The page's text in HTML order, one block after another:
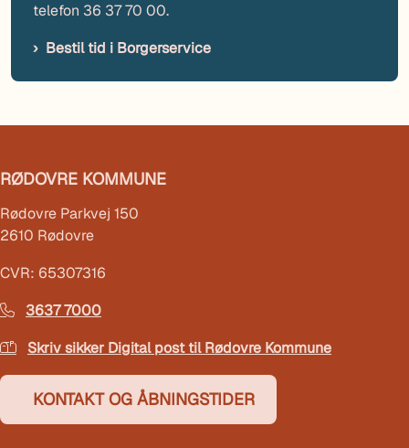
telefon 36 37 70 00.
Bestil tid i Borgerservice
RØDOVRE KOMMUNE
Rødovre Parkvej 150
2610 Rødovre
CVR: 65307316
3637 7000
Skriv sikker Digital post til Rødovre Kommune
KONTAKT OG ÅBNINGSTIDER